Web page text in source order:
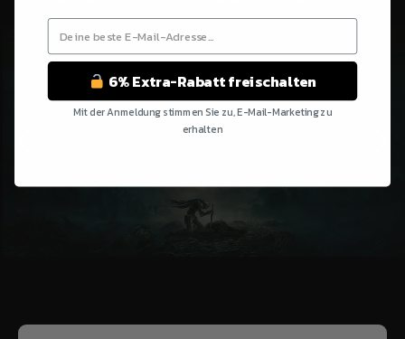
6% Extra-Rabatt freischalten
Mit der Anmeldung stimmen Sie zu, E-Mail-Marketing zu
erhalten